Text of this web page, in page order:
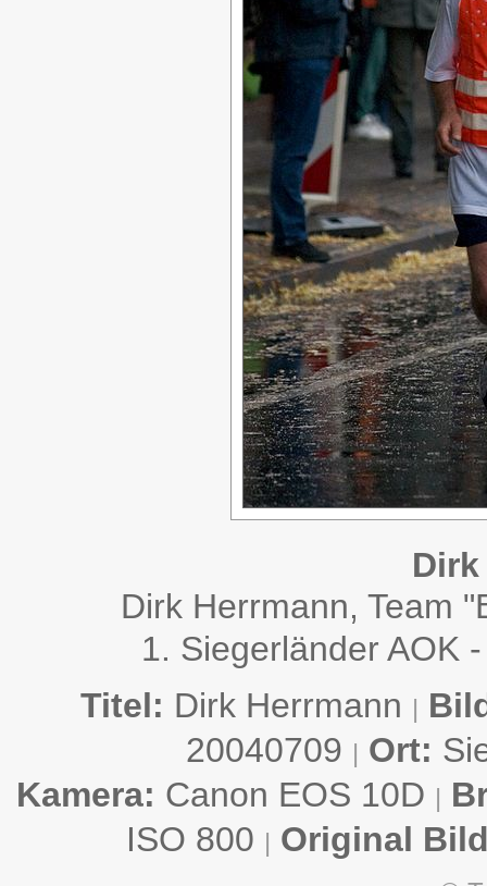
Dirk Herrmann, Team
1. Siegerländer AOK
Titel: Dirk Herrmann |
20040709 | Ort:
Kamera: Canon EOS 10D |
ISO 800 | Original